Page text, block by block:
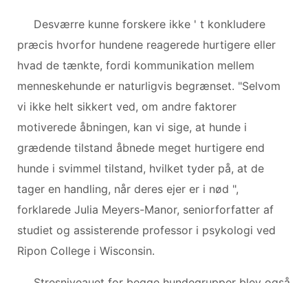
Desværre kunne forskere ikke ' t konkludere
præcis hvorfor hundene reagerede hurtigere eller
hvad de tænkte, fordi kommunikation mellem
menneskehunde er naturligvis begrænset. "Selvom
vi ikke helt sikkert ved, om andre faktorer
motiverede åbningen, kan vi sige, at hunde i
grædende tilstand åbnede meget hurtigere end
hunde i svimmel tilstand, hvilket tyder på, at de
tager en handling, når deres ejer er i nød ",
forklarede Julia Meyers-Manor, seniorforfatter af
studiet og assisterende professor i psykologi ved
Ripon College i Wisconsin.